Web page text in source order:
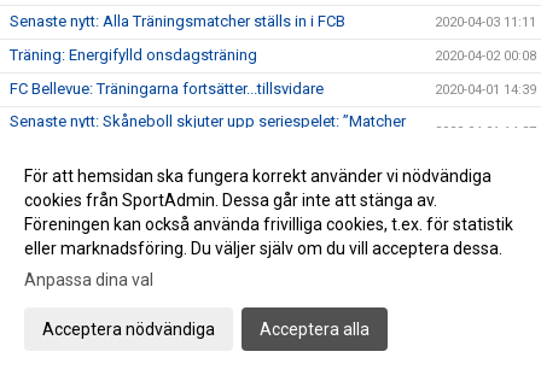
Senaste nytt: Alla Träningsmatcher ställs in i FCB 2020-04-03 11:11
Träning: Energifylld onsdagsträning 2020-04-02 00:08
FC Bellevue: Träningarna fortsätter...tillsvidare 2020-04-01 14:39
Senaste nytt: Skåneboll skjuter upp seriespelet: ”Matcher
2020-04-01 14:27
F2011: Fantastisk
debut&#128076;&#127996;&#9728;&#65039;&#128076;&#127996;
2020-03-
P08: Imponerande säsongsavslutning mot lokalrivalen 2020-03-28 13:50
Nyhet: Nya begränsningar för sammankomster
NYHET: Supportermössan har kommit
Anmälan öppen för FC Bellevue FotbollsCamps 2020
För att hemsidan ska fungera korrekt använder vi nödvändiga
cookies från SportAdmin. Dessa går inte att stänga av.
Föreningen kan också använda frivilliga cookies, t.ex. för statistik
eller marknadsföring. Du väljer själv om du vill acceptera dessa.
Anpassa dina val
Acceptera nödvändiga Acceptera alla